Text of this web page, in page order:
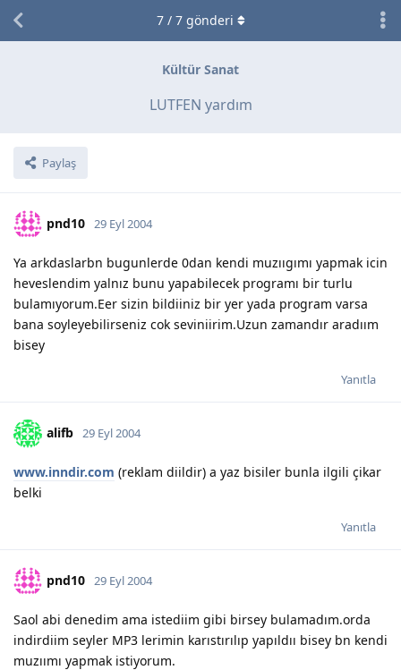
Kültür Sanat
LUTFEN yardım
Paylaş
7/ 7gönderi
pnd10 29 Eyl 2004
Ya arkdaslarbn bugunlerde 0dan kendi muzııgımı yapmak icin
heveslendim yalnız bunu yapabilecek programı bir turlu
bulamıyorum.Eer sizin bildiiniz bir yer yada program varsa
bana soyleyebilirseniz cok seviniirim.Uzun zamandır aradıım
bisey
Yanıtla
alifb 29 Eyl 2004
www.inndir.com (reklam diildir) a yaz bisiler bunla ilgili çikar
belki
Yanıtla
pnd10 29 Eyl 2004
Saol abi denedim ama istediim gibi birsey bulamadım.orda
indirdiim seyler MP3 lerimin karıstırılıp yapıldıı bisey bn kendi
muzıımı yapmak istiyorum.